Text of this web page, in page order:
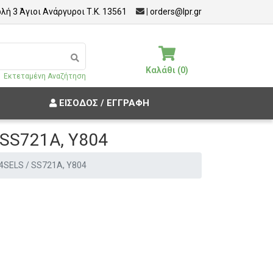
3 Άγιοι Ανάργυροι Τ.Κ. 13561 orders@lpr.gr
Εκτεταμένη Αναζήτηση
Καλάθι (0)
ΕΊΣΟΔΟΣ / ΕΓΓΡΑΦΉ
Y804
/ SS721A, Y804